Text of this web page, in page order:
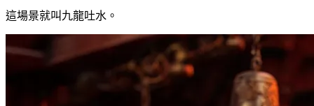
這場景就叫九龍吐水。